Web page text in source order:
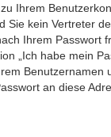
Ihrem
Sie kein Vertreter
Ihrem Passwort
„Ich habe mein
Benutzernamen
an diese